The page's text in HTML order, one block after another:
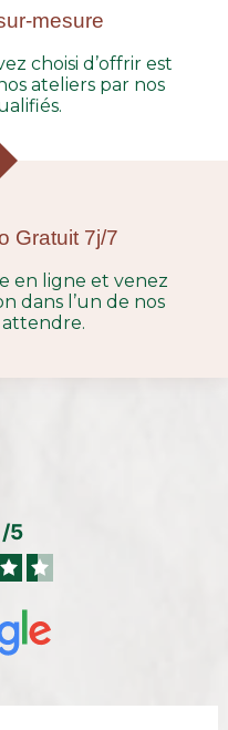
mesure
choisi d’offrir est
ateliers par nos
Gratuit 7j/7
en ligne et venez
dans l’un de nos
attendre.
/5